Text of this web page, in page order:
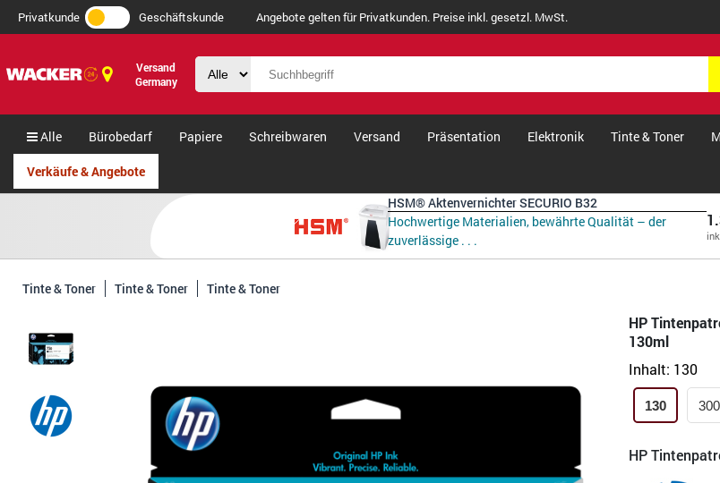
Privatkunde Geschäftskunde Angebote gelten für Privatkunden. Preise inkl. gesetzl. MwSt.
Versand
Germany
Alle Bürobedarf Papiere Schreibwaren Versand Präsentation Elektronik Tinte & Toner
Verkäufe & Angebote
HSM® Aktenvernichter SECURIO B32
Hochwertige Materialien, bewährte Qualität – der
zuverlässige . . .
Tinte & Toner Tinte & Toner Tinte & Toner
HP
130ml
Inhalt: 130
130 300
HP